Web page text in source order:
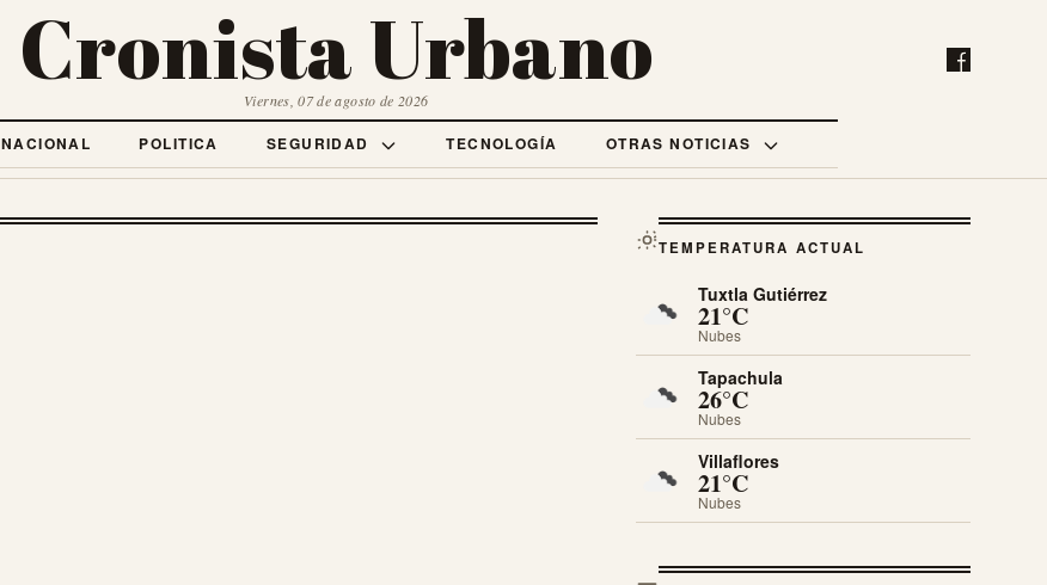
Cronista Urbano
Viernes, 07 de agosto de 2026
NACIONAL POLITICA SEGURIDAD TECNOLOGÍA OTRAS NOTICIAS
TEMPERATURA ACTUAL
Tuxtla Gutiérrez
21°C
Nubes
Tapachula
26°C
Nubes
Villaflores
21°C
Nubes